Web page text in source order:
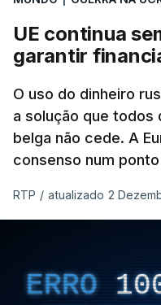
UE continua
garantir
O uso do dinheiro
a solução que todos
belga não cede. A
consenso num
RTP / atualizado 2
ERRO